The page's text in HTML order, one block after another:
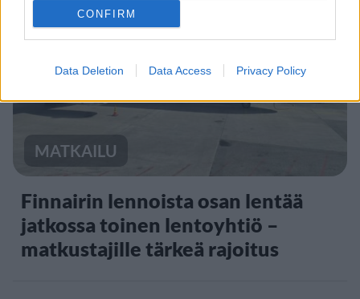
CONFIRM
Data Deletion Data Access Privacy Policy
2
MATKAILU
Finnairin lennoista osan lentää
jatkossa toinen lentoyhtiö –
matkustajille tärkeä rajoitus